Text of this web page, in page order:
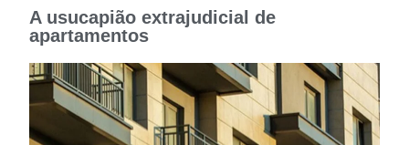
A usucapião extrajudicial de
apartamentos